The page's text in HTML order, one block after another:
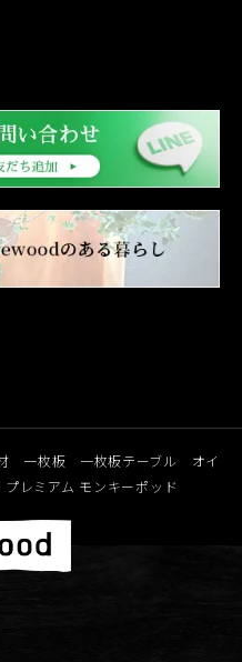
一枚板 一枚板テーブル オイ
レミアム モンキーポッド